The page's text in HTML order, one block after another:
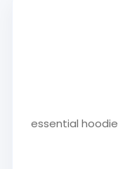
essential